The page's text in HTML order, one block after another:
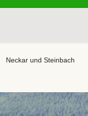
Neckar und Steinbach